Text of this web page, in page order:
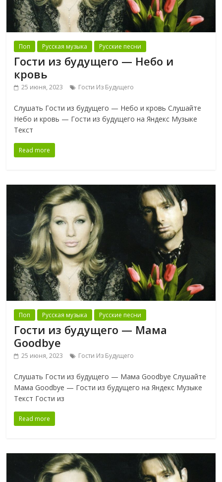
Поп Русская музыка Русские песни
Гости из будущего — Небо и
кровь
25 июня, 2023 Гости Из Будущего
Слушать Гости из будущего — Небо и кровь Слушайте
Небо и кровь — Гости из будущего на Яндекс Музыке
Текст
Read more
Поп Русская музыка Русские песни
Гости из будущего — Мама
Goodbye
25 июня, 2023 Гости Из Будущего
Слушать Гости из будущего — Мама Goodbye Слушайте
Мама Goodbye — Гости из будущего на Яндекс Музыке
Текст Гости из
Read more